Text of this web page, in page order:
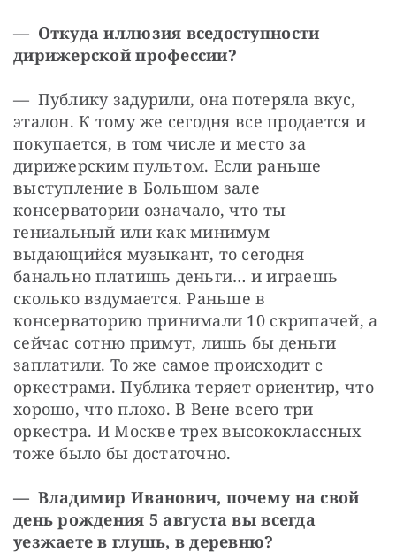
— Откуда иллюзия вседоступности
дирижерской профессии?
— Публику задурили, она потеряла вкус,
эталон. К тому же сегодня все продается и
покупается, в том числе и место за
дирижерским пультом. Если раньше
выступление в Большом зале
консерватории означало, что ты
гениальный или как минимум
выдающийся музыкант, то сегодня
банально платишь деньги… и играешь
сколько вздумается. Раньше в
консерваторию принимали 10 скрипачей, а
сейчас сотню примут, лишь бы деньги
заплатили. То же самое происходит с
оркестрами. Публика теряет ориентир, что
хорошо, что плохо. В Вене всего три
оркестра. И Москве трех высококлассных
тоже было бы достаточно.
— Владимир Иванович, почему на свой
день рождения 5 августа вы всегда
уезжаете в глушь, в деревню?